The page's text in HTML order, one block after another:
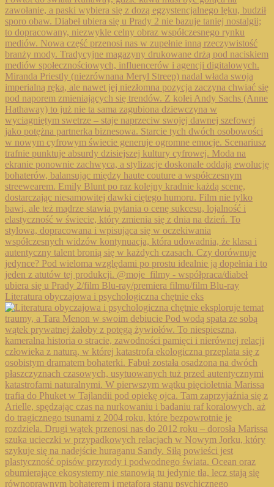
Literatura obyczajowa i psychologiczna chętnie eks